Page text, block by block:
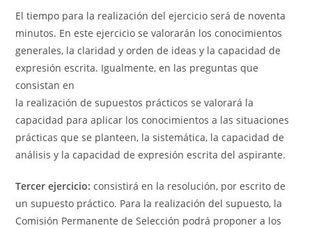
El tiempo para la realización del ejercicio será de noventa
minutos. En este ejercicio se valorarán los conocimientos
generales, la claridad y orden de ideas y la capacidad de
expresión escrita. Igualmente, en las preguntas que
consistan en
la realización de supuestos prácticos se valorará la
capacidad para aplicar los conocimientos a las situaciones
prácticas que se planteen, la sistemática, la capacidad de
análisis y la capacidad de expresión escrita del aspirante.
Tercer ejercicio: consistirá en la resolución, por escrito de
un supuesto práctico. Para la realización del supuesto, la
Comisión Permanente de Selección podrá proponer a los